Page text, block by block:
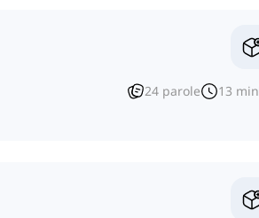
24 parole 13 min